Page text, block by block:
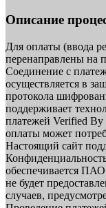
Описание
Для оплаты (ввода
перенаправлены
Соединение с
осуществляется в
протокола
поддерживает
платежей Verified By
оплаты может
Настоящий сайт
обеспечивается
не будет
случаев,